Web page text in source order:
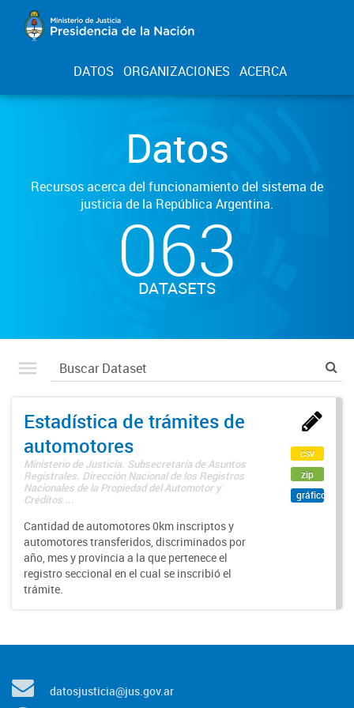
DATOS ORGANIZACIONES ACERCA
Datos
Recursos acerca del funcionamiento del sistema de
justicia de la República Argentina.
063
DATASETS
Estadística de trámites de
automotores
Ministerio de Justicia. Subsecretaría de Asuntos
Registrales. Dirección Nacional de los Registros
Nacionales de la Propiedad del Automotor y
Créditos ...
Cantidad de automotores 0km inscriptos y
automotores transferidos, discriminados por
año, mes y provincia a la que pertenece el
registro seccional en el cual se inscribió el
trámite.
csv
zip
gráfico
datosjusticia@jus.gov.ar